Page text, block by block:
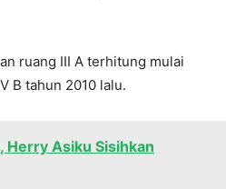
ruang III A terhitung mulai
B tahun 2010 lalu.
Herry Asiku Sisihkan